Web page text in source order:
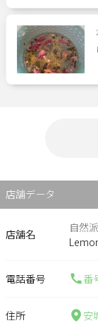
店舗データ
店舗名
自然
電話番号 番
住所 安